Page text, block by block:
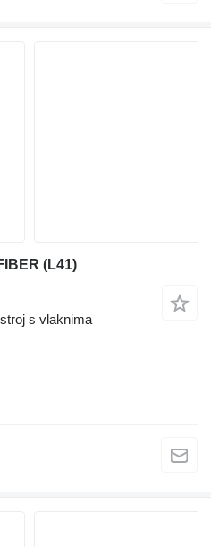
(L41)
s vlaknima